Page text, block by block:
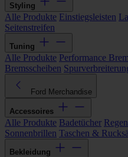
Styling
Alle Produkte Einstiegsleisten
Seitenstreifen
Tuning
Alle Produkte Performance
Bremsscheiben
Ford Merchandise
Accessoires
Alle Produkte Badetücher
Sonnenbrillen Taschen &
Bekleidung